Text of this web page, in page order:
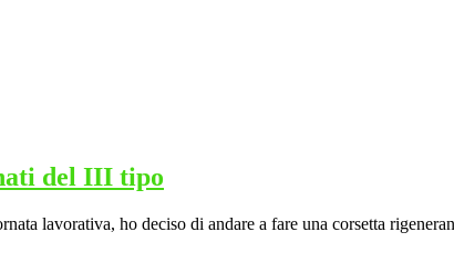
del III tipo
lavorativa, ho deciso di andare a fare una corsetta